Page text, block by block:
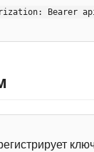
Bearer